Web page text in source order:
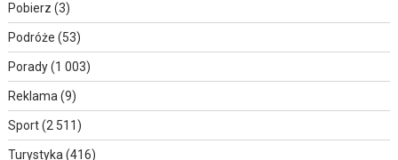
Pobierz (3)
Podróże (53)
Porady(1 003)
Reklama(9)
Sport(2 511)
Turystyka(416)